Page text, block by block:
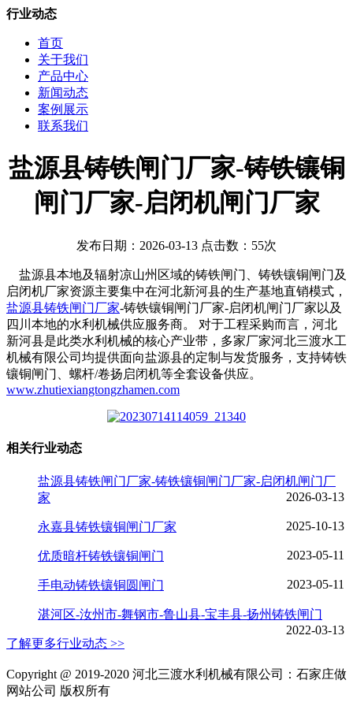
行业动态
首页
关于我们
产品中心
新闻动态
案例展示
联系我们
盐源县铸铁闸门厂家-铸铁镶铜
闸门厂家-启闭机闸门厂家
发布日期：2026-03-13 点击数：55次
盐源县本地及辐射凉山州区域的铸铁闸门、铸铁镶铜闸门及
启闭机厂家资源主要集中在河北新河县的生产基地直销模式，
盐源县铸铁闸门厂家-铸铁镶铜闸门厂家-启闭机闸门厂家以及
四川本地的水利机械供应服务商。 对于工程采购而言，‌河北
新河县‌是此类水利机械的核心产业带，多家厂家河北三渡水工
机械有限公司均提供面向盐源县的定制与发货服务，支持铸铁
镶铜闸门、螺杆/卷扬启闭机等全套设备供应。
www.zhutiexiangtongzhamen.com
相关行业动态
盐源县铸铁闸门厂家-铸铁镶铜闸门厂家-启闭机闸门厂
家
2026-03-13
永嘉县铸铁镶铜闸门厂家 2025-10-13
优质暗杆铸铁镶铜闸门 2023-05-11
手电动铸铁镶铜圆闸门 2023-05-11
湛河区-汝州市-舞钢市-鲁山县-宝丰县-扬州铸铁闸门
2022-03-13
了解更多行业动态 >>
Copyright @ 2019-2020 河北三渡水利机械有限公司：石家庄做
网站公司 版权所有